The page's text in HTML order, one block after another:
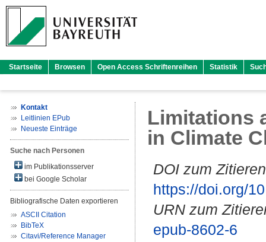
Startseite Browsen Open Access Schriftenreihen Statistik
Kontakt
Leitlinien EPub
Neueste Einträge
Suche nach Personen
im Publikationsserver
bei Google Scholar
Bibliografische Daten exportieren
ASCII Citation
BibTeX
Citavi/Reference Manager
Limitations
in Climate
DOI zum
https://doi.org/
URN zum
epub-8602-6